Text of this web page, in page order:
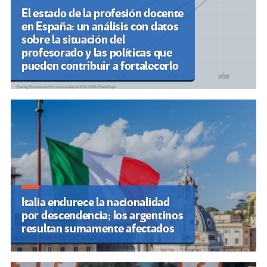
El estado de la profesión docente
en España: un análisis con datos
sobre la situación del
profesorado y las políticas que
pueden contribuir a fortalecerlo
Italia endurece la nacionalidad
por descendencia; los argentinos
resultan sumamente afectados